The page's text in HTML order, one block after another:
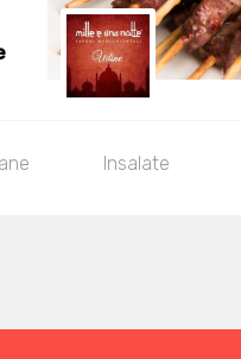
Insalate